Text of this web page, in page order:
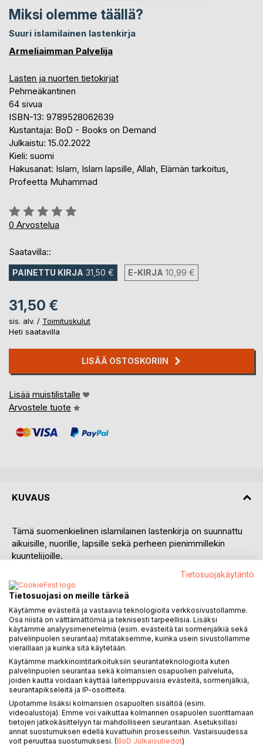
Miksi olemme täällä?
Suuri islamilainen lastenkirja
Armeliaimman Palvelija
Lasten ja nuorten tietokirjat
Pehmeäkantinen
64 sivua
ISBN-13: 9789528062639
Kustantaja: BoD - Books on Demand
Julkaistu: 15.02.2022
Kieli: suomi
Hakusanat: Islam, Islam lapsille, Allah, Elämän tarkoitus,
Profeetta Muhammad
Arvostelu::
0%
0 Arvostelua
Saatavilla::
PAINETTU KIRJA 31,50 € E-KIRJA 10,99 €
31,50 €
sis. alv. / Toimituskulut
Heti saatavilla
LISÄÄ OSTOSKORIIN
Lisää muistilistalle
Arvostele tuote
KUVAUS
Tämä suomenkielinen islamilainen lastenkirja on suunnattu
aikuisille, nuorille, lapsille sekä perheen pienimmillekin
kuuntelijoille.
Kirja pyrkii selittämään lapsille islamin mukaista
maailmankatsomusta. Koraanista ja sunnasta peräisin olevat
arvot ollaan selitetty yksinkertaisemmalla ja lapsille
ymmärrettävämmällä tavalla.
Yksinkertaisia ohjeita kuvaillaan lukijalle ja kuuntelijalle
rohkaisevien, lohduttavien ja kannustavien esimerkkien
kautta. Kirja pyrkii tukemaan lapsen muslimi-identiteetin
löytymistä, arvostamista sekä hyväksymistä maailmassa,
joka on täynnä erilaisia ihmisiä ja uskontoja. Tarkoitus on
tukea lapsen ja Jumalan välistä suhdetta opettamalla
elämän tarkoituksesta, Jumalan ykseydestä, Hänen
uskonnostaan ja ominaisuuksistaan islamilaisesta
näkökulmasta.
Kirja muistuttaa siitä, miten islam opettaa meitä olemaan
Tietosuojakäytäntö
Tietosuojasi on meille tärkeä
Käytämme evästeitä ja vastaavia teknologioita verkkosivustollamme.
Osa niistä on välttämättömiä ja teknisesti tarpeellisia. Lisäksi
käytämme analyysimenetelmiä (esim. evästeitä tai sormenjälkiä sekä
palvelinpuolen seurantaa) mitataksemme, kuinka usein sivustollamme
vieraillaan ja kuinka sitä käytetään.
Käytämme markkinointitarkoituksiin seurantateknologioita kuten
palvelinpuolen seurantaa sekä kolmansien osapuolien palveluita,
joiden kautta voidaan käyttää laiteriippuvaisia evästeitä, sormenjälkiä,
seurantapikseleitä ja IP-osoitteita.
Upotamme lisäksi kolmansien osapuolten sisältöä (esim.
videoalustoja). Emme voi vaikuttaa kolmannen osapuolen suorittamaan
tietojen jatkokäsittelyyn tai mahdolliseen seurantaan. Asetuksillasi
annat suostumuksen edellä kuvattuihin prosesseihin. Vastaisuudessa
voit peruuttaa suostumuksesi. (BoD Julkaisutiedot)